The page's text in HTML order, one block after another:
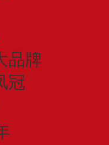
品牌
冠